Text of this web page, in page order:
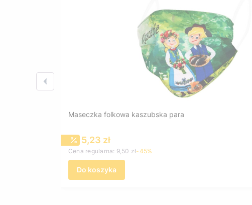
Maseczka folkowa kaszubska para
Cena promocyjna
5,23 zł
Cena regularna: 9,50 zł-45%
Do koszyka